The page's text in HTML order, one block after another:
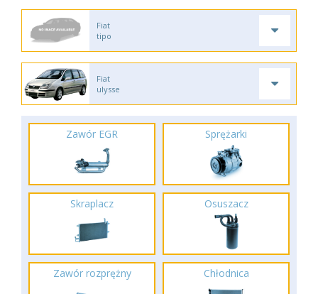
Fiat
tipo
Fiat
ulysse
Zawór EGR Sprężarki
Skraplacz Osuszacz
Zawór rozprężny Chłodnica